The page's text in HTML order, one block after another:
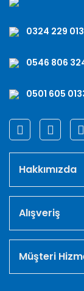
0324 229
0546 806
0501 605
Hakkımızda
Alışveriş
Müşteri